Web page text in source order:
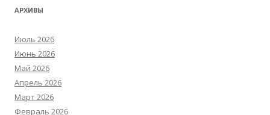
АРХИВЫ
Июль 2026
Июнь 2026
Май 2026
Апрель 2026
Март 2026
Февраль 2026